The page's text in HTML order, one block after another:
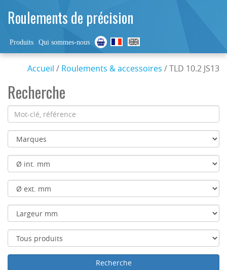
Roulements de précision
Produits Qui sommes-nous
Accueil / Roulements & accessoires / TLD 10.2 JS13
Recherche